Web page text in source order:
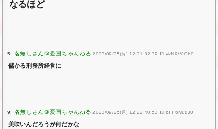
なるほど
5: 2023/09/25(月) 12:21:32.39 ID:ykN9V0Ob0
儲かる刑務所経営に
9: 2023/09/25(月) 12:22:40.53 ID:bFF6Mu8J0
美味いんだろうが何だかな